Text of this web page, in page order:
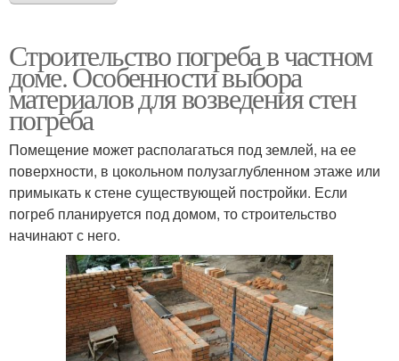
Строительство погреба в частном
доме. Особенности выбора
материалов для возведения стен
погреба
Помещение может располагаться под землей, на ее
поверхности, в цокольном полузаглубленном этаже или
примыкать к стене существующей постройки. Если
погреб планируется под домом, то строительство
начинают с него.